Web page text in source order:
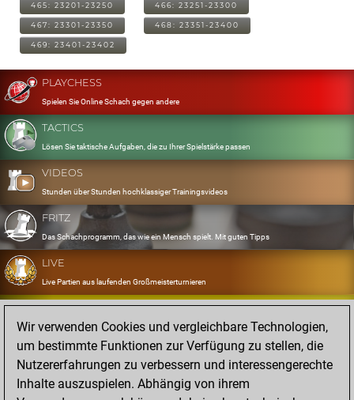
465: 23201-23250 466: 23251-23300
467: 23301-23350 468: 23351-23400
469: 23401-23402
PLAYCHESS
Spielen Sie Online Schach gegen andere
TACTICS
Lösen Sie taktische Aufgaben, die zu Ihrer Spielstärke passen
VIDEOS
Stunden über Stunden hochklassiger Trainingsvideos
FRITZ
Das Schachprogramm, das wie ein Mensch spielt. Mit guten Tipps
LIVE
Live Partien aus laufenden Großmeisterturnieren
OPENINGS
Erfassen und Üben Sie Ihr Eröffnungsrepertoire
DATABASE
Acht Millionen starke Partien
Wir verwenden Cookies und vergleichbare Technologien,
um bestimmte Funktionen zur Verfügung zu stellen, die
Nutzererfahrungen zu verbessern und interessengerechte
Inhalte auszuspielen. Abhängig von ihrem